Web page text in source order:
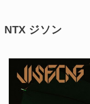
NTX ジソン